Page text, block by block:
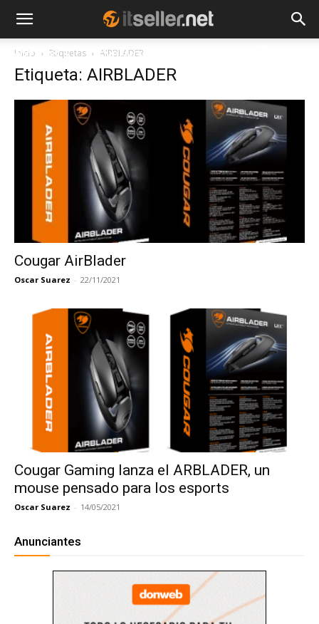
NOTICIAS TENDENCIAS
Inicio Etiquetas AIRBLADER
Etiqueta: AIRBLADER
Cougar AirBlader
Oscar Suarez - 22/11/2021
Cougar Gaming lanza el ARBLADER, un
mouse pensado para los esports
Oscar Suarez - 14/05/2021
Anunciantes